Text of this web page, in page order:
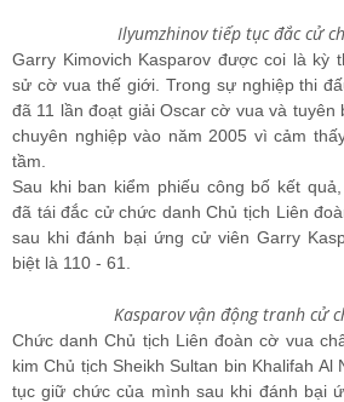
Ilyumzhinov tiếp tục đắc cử
Garry Kimovich Kasparov được coi là kỳ
sử cờ vua thế giới. Trong sự nghiệp thi
đã 11 lần đoạt giải Oscar cờ vua và tuyên
chuyên nghiệp vào năm 2005 vì cảm
tầm.
Sau khi ban kiểm phiếu công bố kết
đã tái đắc cử chức danh Chủ tịch Liên
sau khi đánh bại ứng cử viên Garry
biệt là 110 - 61.
Kasparov vận động tranh cử
Chức danh Chủ tịch Liên đoàn cờ vua
kim Chủ tịch Sheikh Sultan bin Khalifah Al
tục giữ chức của mình sau khi đánh bại